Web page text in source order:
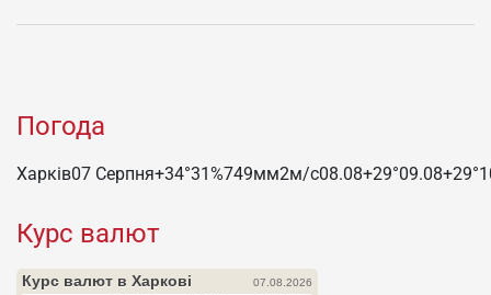
Погода
Харків07 Серпня+34°31%749мм2м/c08.08+29°09.08+29°
Курс валют